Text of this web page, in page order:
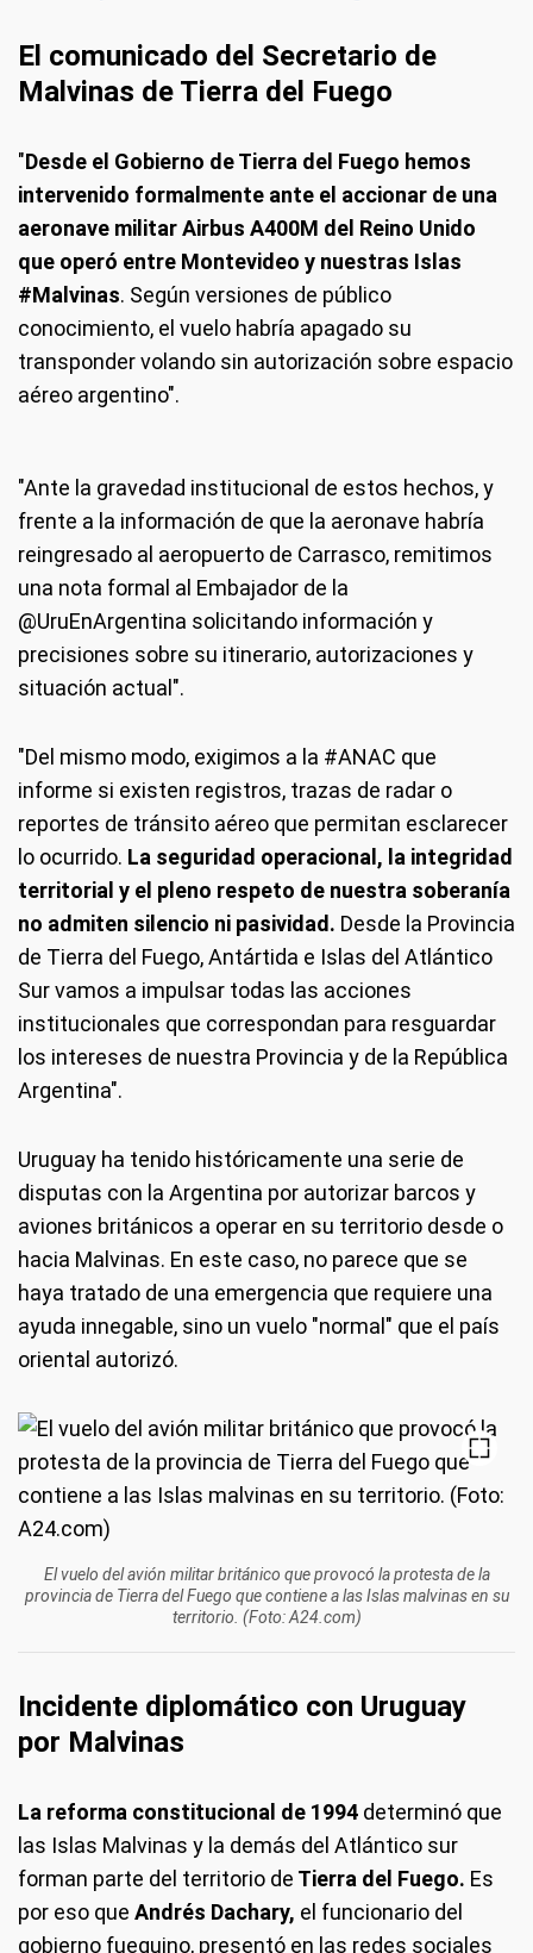
El comunicado del Secretario de
Malvinas de Tierra del Fuego
"Desde el Gobierno de Tierra del Fuego hemos
intervenido formalmente ante el accionar de una
aeronave militar Airbus A400M del Reino Unido
que operó entre Montevideo y nuestras Islas
#Malvinas. Según versiones de público
conocimiento, el vuelo habría apagado su
transponder volando sin autorización sobre espacio
aéreo argentino".
"Ante la gravedad institucional de estos hechos, y
frente a la información de que la aeronave habría
reingresado al aeropuerto de Carrasco, remitimos
una nota formal al Embajador de la
@UruEnArgentina solicitando información y
precisiones sobre su itinerario, autorizaciones y
situación actual".
"Del mismo modo, exigimos a la #ANAC que
informe si existen registros, trazas de radar o
reportes de tránsito aéreo que permitan esclarecer
lo ocurrido. La seguridad operacional, la integridad
territorial y el pleno respeto de nuestra soberanía
no admiten silencio ni pasividad. Desde la Provincia
de Tierra del Fuego, Antártida e Islas del Atlántico
Sur vamos a impulsar todas las acciones
institucionales que correspondan para resguardar
los intereses de nuestra Provincia y de la República
Argentina".
Uruguay ha tenido históricamente una serie de
disputas con la Argentina por autorizar barcos y
aviones británicos a operar en su territorio desde o
hacia Malvinas. En este caso, no parece que se
haya tratado de una emergencia que requiere una
ayuda innegable, sino un vuelo "normal" que el país
oriental autorizó.
El vuelo del avión militar británico que provocó la protesta de la
provincia de Tierra del Fuego que contiene a las Islas malvinas en su
territorio. (Foto: A24.com)
Incidente diplomático con Uruguay
por Malvinas
La reforma constitucional de 1994 determinó que
las Islas Malvinas y la demás del Atlántico sur
forman parte del territorio de Tierra del Fuego. Es
por eso que Andrés Dachary, el funcionario del
gobierno fueguino, presentó en las redes sociales